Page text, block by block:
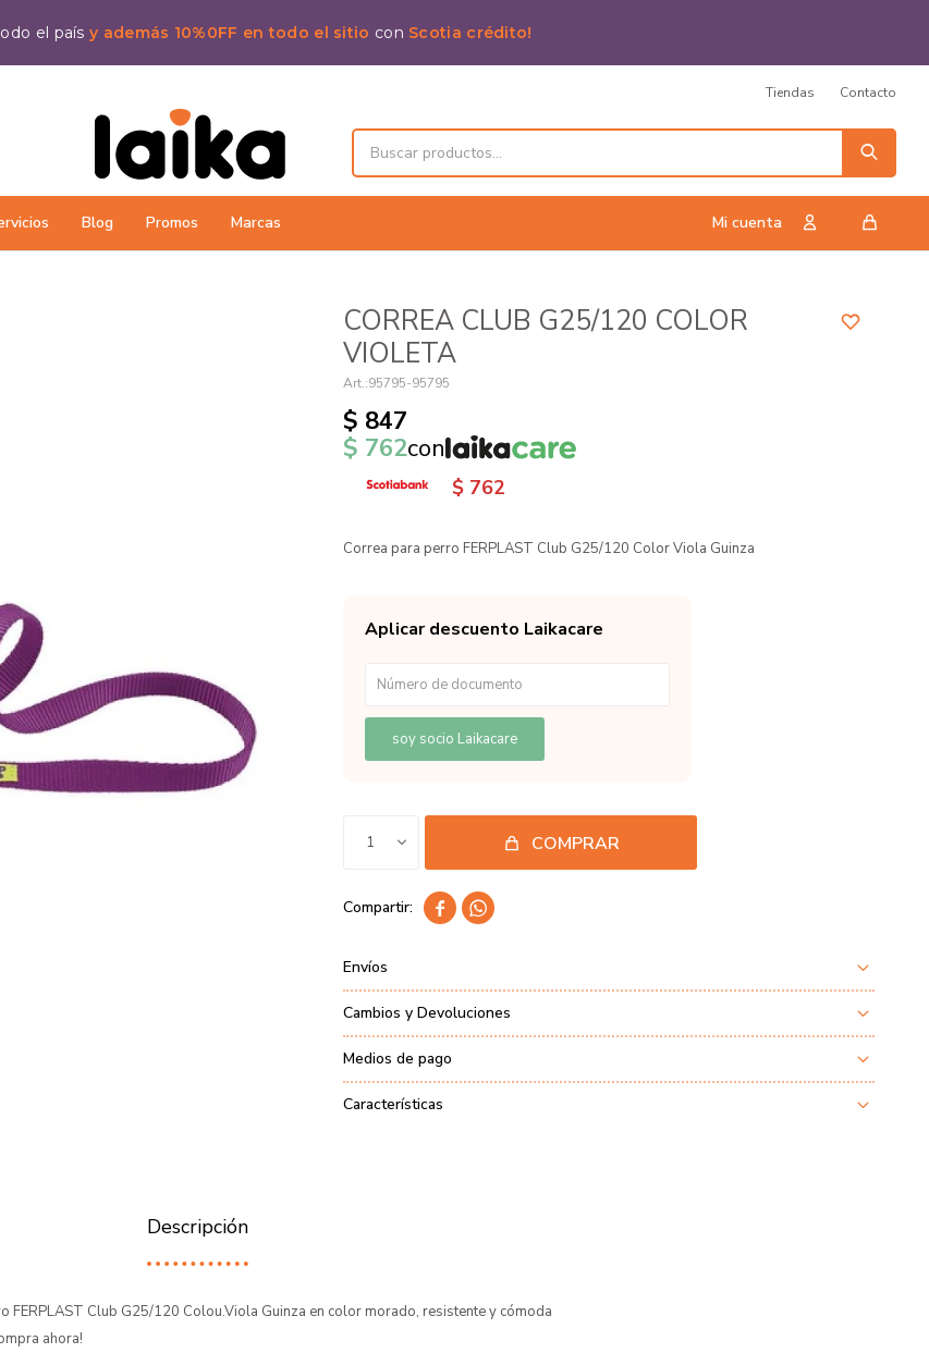
el paísy además 10%0FF en todo el sitio con Scotia crédito!
Blog Promos Marcas
Tiendas Contacto
CORREA CLUB G25/120 COLOR
VIOLETA
95795-95795
$ 847
$ 762con
$ 762
Correa para perro FERPLAST Club G25/120 Color Viola Guinza
Aplicar descuento Laikacare
soy socio Laikacare
1 COMPRAR
 
Envíos
Cambios y Devoluciones
Medios de pago
Características
Descripción
FERPLAST Club G25/120 Colou.Viola Guinza en color morado, resistente y cómoda
ahora!